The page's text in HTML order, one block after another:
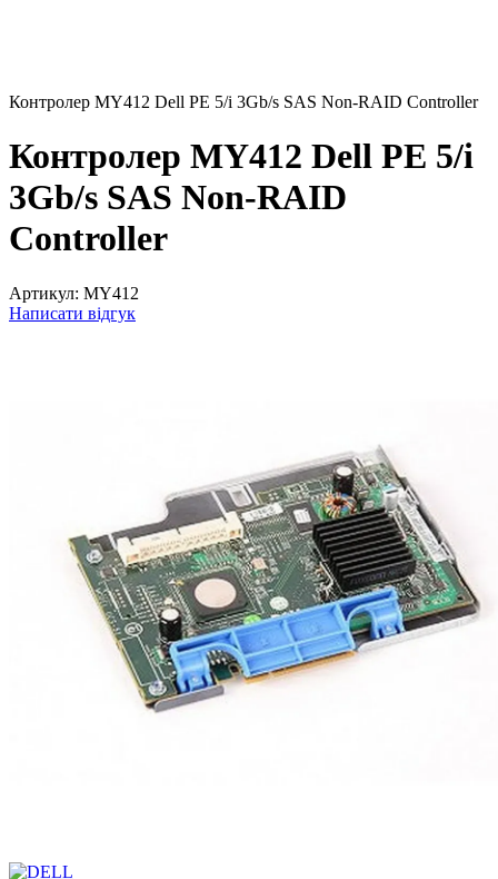
Контролер MY412 Dell PE 5/i 3Gb/s SAS Non-RAID Controller
Контролер MY412 Dell PE 5/i
3Gb/s SAS Non-RAID
Controller
Артикул: MY412
Написати відгук